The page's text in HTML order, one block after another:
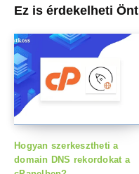
Ez is érdekelheti Önt
Hogyan szerkesztheti a
domain DNS rekordokat a